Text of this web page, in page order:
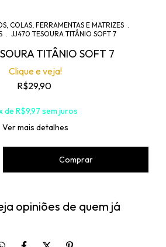
COLAS, FERRAMENTAS E MATRIZES
JJ470 TESOURA TITÂNIO SOFT 7
TITÂNIO SOFT 7
Clique e veja!
R$29,90
de R$9,97 sem juros
Ver mais detalhes
opiniões de quem já